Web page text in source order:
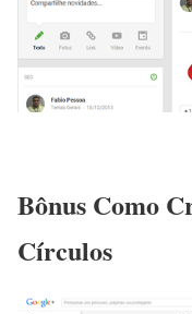
Bônus Como
Círculos